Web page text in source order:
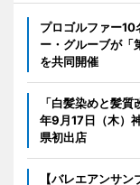
プロゴルファー
ー・グルーブが「
を共同開催
「白髪染めと髪
年9月17日（木）
県初出店
【バレエアンサ